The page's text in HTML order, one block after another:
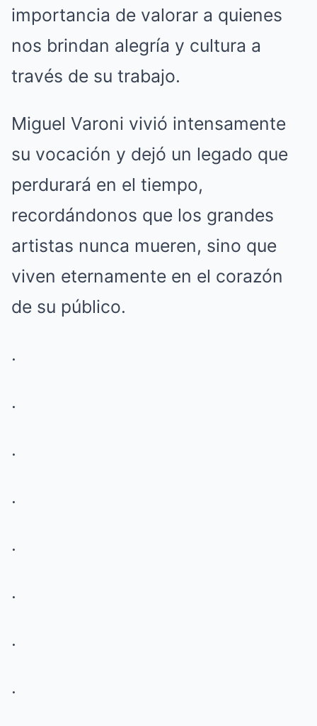
importancia de valorar a quienes
nos brindan alegría y cultura a
través de su trabajo.
Miguel Varoni vivió intensamente
su vocación y dejó un legado que
perdurará en el tiempo,
recordándonos que los grandes
artistas nunca mueren, sino que
viven eternamente en el corazón
de su público.
.
.
.
.
.
.
.
.